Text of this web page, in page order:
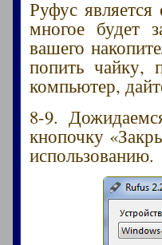
Руфус
многое будет
вашего
попить чайку,
компьютер,
8-9.
кнопочку
использованию.